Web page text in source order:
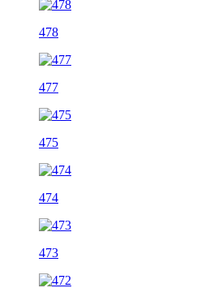
478
477
475
474
473